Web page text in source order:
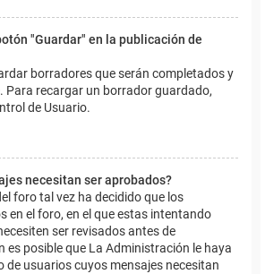
"Guardar" en la publicación de
borradores que serán completados y
Para recargar un borrador guardado,
de Usuario.
necesitan ser aprobados?
foro tal vez ha decidido que los
en el foro, en el que estas intentando
ser revisados antes de
es posible que La Administración le haya
de usuarios cuyos mensajes necesitan